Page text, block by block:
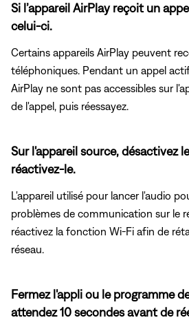
Si l’appareil AirPlay reçoit un
celui-ci.
Certains appareils AirPlay peuvent
téléphoniques. Pendant un appel
AirPlay ne sont pas accessibles sur
de l'appel, puis réessayez.
Sur l'appareil source, désactivez
réactivez-le.
L'appareil utilisé pour lancer l'audio
problèmes de communication sur le
réactivez la fonction Wi-Fi afin de
réseau.
Fermez l'appli ou le programme
attendez 10 secondes avant de